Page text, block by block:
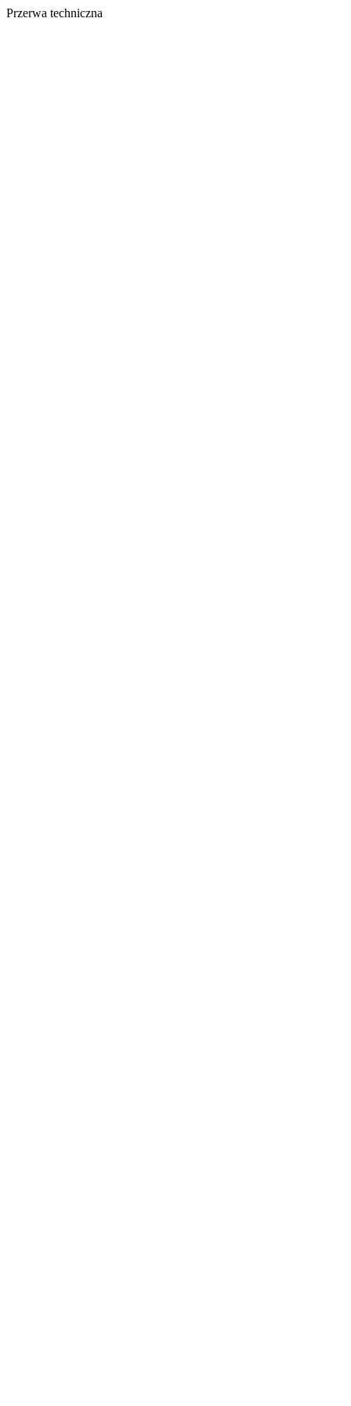
Przerwa techniczna